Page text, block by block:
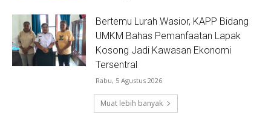
Bertemu Lurah Wasior, KAPP Bidang
UMKM Bahas Pemanfaatan Lapak
Kosong Jadi Kawasan Ekonomi
Tersentral
Rabu, 5 Agustus 2026
Muat lebih banyak